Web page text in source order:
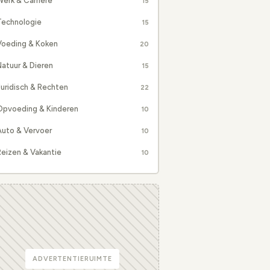
15
& Koken 20
& Dieren 15
& Rechten 22
& Kinderen 10
& Vervoer 10
& Vakantie 10
ADVERTENTIERUIMTE